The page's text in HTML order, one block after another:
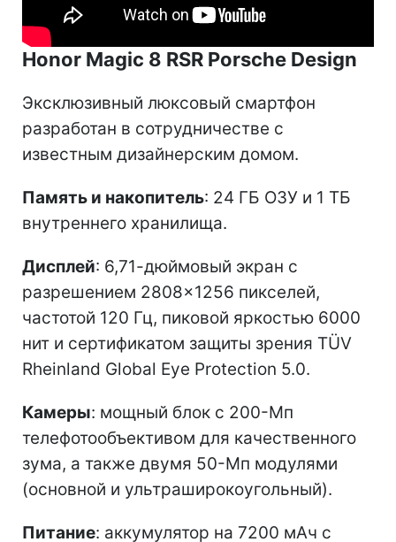
Honor Magic 8 RSR Porsche Design
Эксклюзивный люксовый смартфон
разработан в сотрудничестве с
известным дизайнерским домом.
Память и накопитель: 24 ГБ ОЗУ и 1 ТБ
внутреннего хранилища.
Дисплей: 6,71-дюймовый экран с
разрешением 2808×1256 пикселей,
частотой 120 Гц, пиковой яркостью 6000
нит и сертификатом защиты зрения TÜV
Rheinland Global Eye Protection 5.0.
Камеры: мощный блок с 200-Мп
телефотообъективом для качественного
зума, а также двумя 50-Мп модулями
(основной и ультраширокоугольный).
Питание: аккумулятор на 7200 мАч с